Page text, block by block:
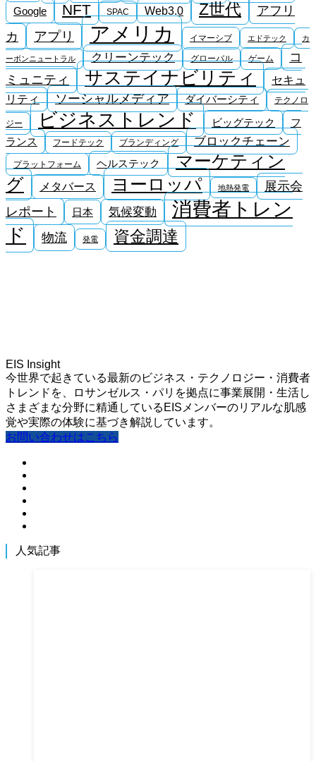
Google
NFT SPAC Web3.0 Z世代
アフリ
カ
アプリ アメリカ イマーシブ エドテック カ
ーボンニュートラル クリーンテック グローバル ゲーム
コ
ミュニティ
サステイナビリティ
セキュ
リティ
ソーシャルメディア ダイバーシティ テクノロ
ジー ビジネストレンド ビッグテック
フ
ランス
フードテック ブランディング ブロックチェーン
プラットフォーム ヘルステック
マーケティン
グ
メタバース ヨーロッパ 地熱発電
展示会
レポート
日本 気候変動
消費者トレン
ド
物流 発電 資金調達
EIS Insight
今世界で起きている最新のビジネス・テクノロジー・消費者
トレンドを、ロサンゼルス・パリを拠点に事業展開・生活し
さまざまな分野に精通しているEISメンバーのリアルな肌感
覚や実際の体験に基づき解説しています。
お問い合わせはこちら
人気記事